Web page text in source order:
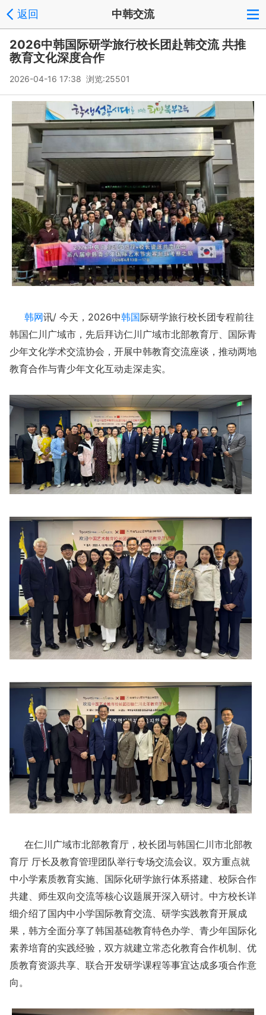
返回 中韩交流
2026中韩国际研学旅行校长团赴韩交流 共推
教育文化深度合作
2026-04-16 17:38 浏览:25501
韩网讯/ 今天，2026中韩国际研学旅行校长团专程前往
韩国仁川广域市，先后拜访仁川广域市北部教育厅、国际青
少年文化学术交流协会，开展中韩教育交流座谈，推动两地
教育合作与青少年文化互动走深走实。
在仁川广域市北部教育厅，校长团与韩国仁川市北部教
育厅 厅长及教育管理团队举行专场交流会议。双方重点就
中小学素质教育实施、国际化研学旅行体系搭建、校际合作
共建、师生双向交流等核心议题展开深入研讨。中方校长详
细介绍了国内中小学国际教育交流、研学实践教育开展成
果，韩方全面分享了韩国基础教育特色办学、青少年国际化
素养培育的实践经验，双方就建立常态化教育合作机制、优
质教育资源共享、联合开发研学课程等事宜达成多项合作意
向。